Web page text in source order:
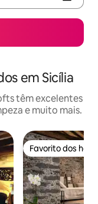
em Sicília
têm excelentes
e muito mais.
Favorito dos
Favorito dos